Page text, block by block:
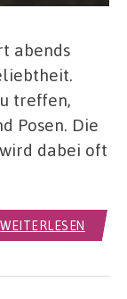
abends
treffen,
Posen. Die
dabei oft
WEITERLESEN